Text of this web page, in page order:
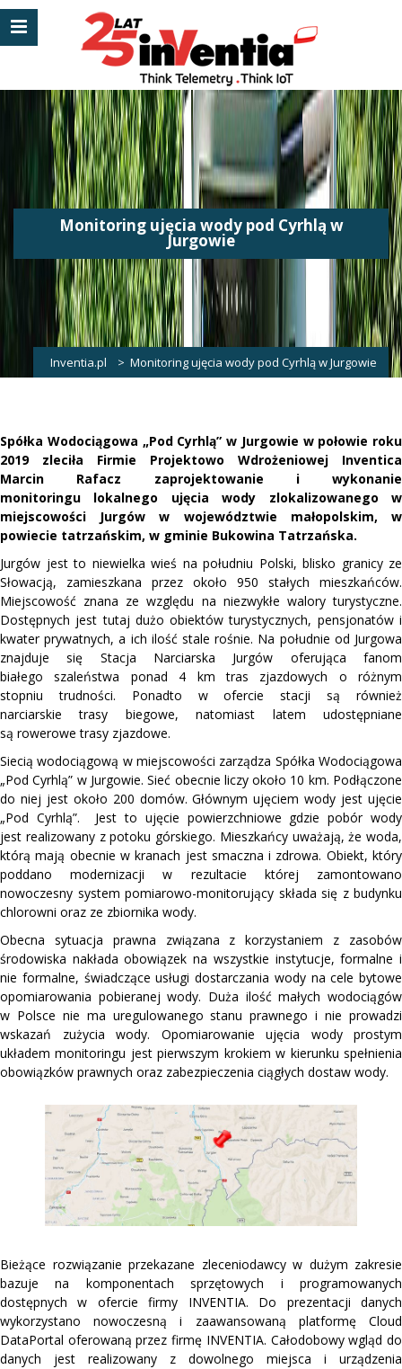
Monitoring ujęcia wody pod Cyrhlą w
Jurgowie
Inventia.pl > Monitoring ujęcia wody pod Cyrhlą w Jurgowie
Spółka Wodociągowa „Pod Cyrhlą” w Jurgowie w połowie roku
2019 zleciła Firmie Projektowo Wdrożeniowej Inventica
Marcin Rafacz zaprojektowanie i wykonanie
monitoringu lokalnego ujęcia wody zlokalizowanego w
miejscowości Jurgów w województwie małopolskim, w
powiecie tatrzańskim, w gminie Bukowina Tatrzańska.
Jurgów jest to niewielka wieś na południu Polski, blisko granicy ze
Słowacją, zamieszkana przez około 950 stałych mieszkańców.
Miejscowość znana ze względu na niezwykłe walory turystyczne.
Dostępnych jest tutaj dużo obiektów turystycznych, pensjonatów i
kwater prywatnych, a ich ilość stale rośnie. Na południe od Jurgowa
znajduje się Stacja Narciarska Jurgów oferująca fanom
białego szaleństwa ponad 4 km tras zjazdowych o różnym
stopniu trudności. Ponadto w ofercie stacji są również
narciarskie trasy biegowe, natomiast latem udostępniane
są rowerowe trasy zjazdowe.
Siecią wodociągową w miejscowości zarządza Spółka Wodociągowa
„Pod Cyrhlą” w Jurgowie. Sieć obecnie liczy około 10 km. Podłączone
do niej jest około 200 domów. Głównym ujęciem wody jest ujęcie
„Pod Cyrhlą”. Jest to ujęcie powierzchniowe gdzie pobór wody
jest realizowany z potoku górskiego. Mieszkańcy uważają, że woda,
którą mają obecnie w kranach jest smaczna i zdrowa. Obiekt, który
poddano modernizacji w rezultacie której zamontowano
nowoczesny system pomiarowo-monitorujący składa się z budynku
chlorowni oraz ze zbiornika wody.
Obecna sytuacja prawna związana z korzystaniem z zasobów
środowiska nakłada obowiązek na wszystkie instytucje, formalne i
nie formalne, świadczące usługi dostarczania wody na cele bytowe
opomiarowania pobieranej wody. Duża ilość małych wodociągów
w Polsce nie ma uregulowanego stanu prawnego i nie prowadzi
wskazań zużycia wody. Opomiarowanie ujęcia wody prostym
układem monitoringu jest pierwszym krokiem w kierunku spełnienia
obowiązków prawnych oraz zabezpieczenia ciągłych dostaw wody.
Bieżące rozwiązanie przekazane zleceniodawcy w dużym zakresie
bazuje na komponentach sprzętowych i programowanych
dostępnych w ofercie firmy INVENTIA. Do prezentacji danych
wykorzystano nowoczesną i zaawansowaną platformę Cloud
DataPortal oferowaną przez firmę INVENTIA. Całodobowy wgląd do
danych jest realizowany z dowolnego miejsca i urządzenia